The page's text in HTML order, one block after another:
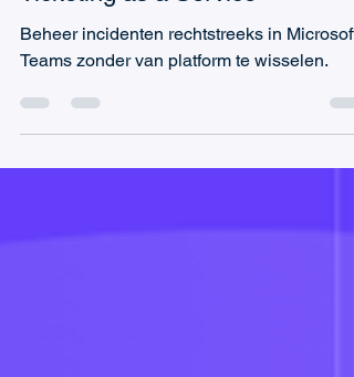
Ticketing as a Service
Beheer incidenten rechtstreeks in Microsoft
Teams zonder van platform te wisselen.